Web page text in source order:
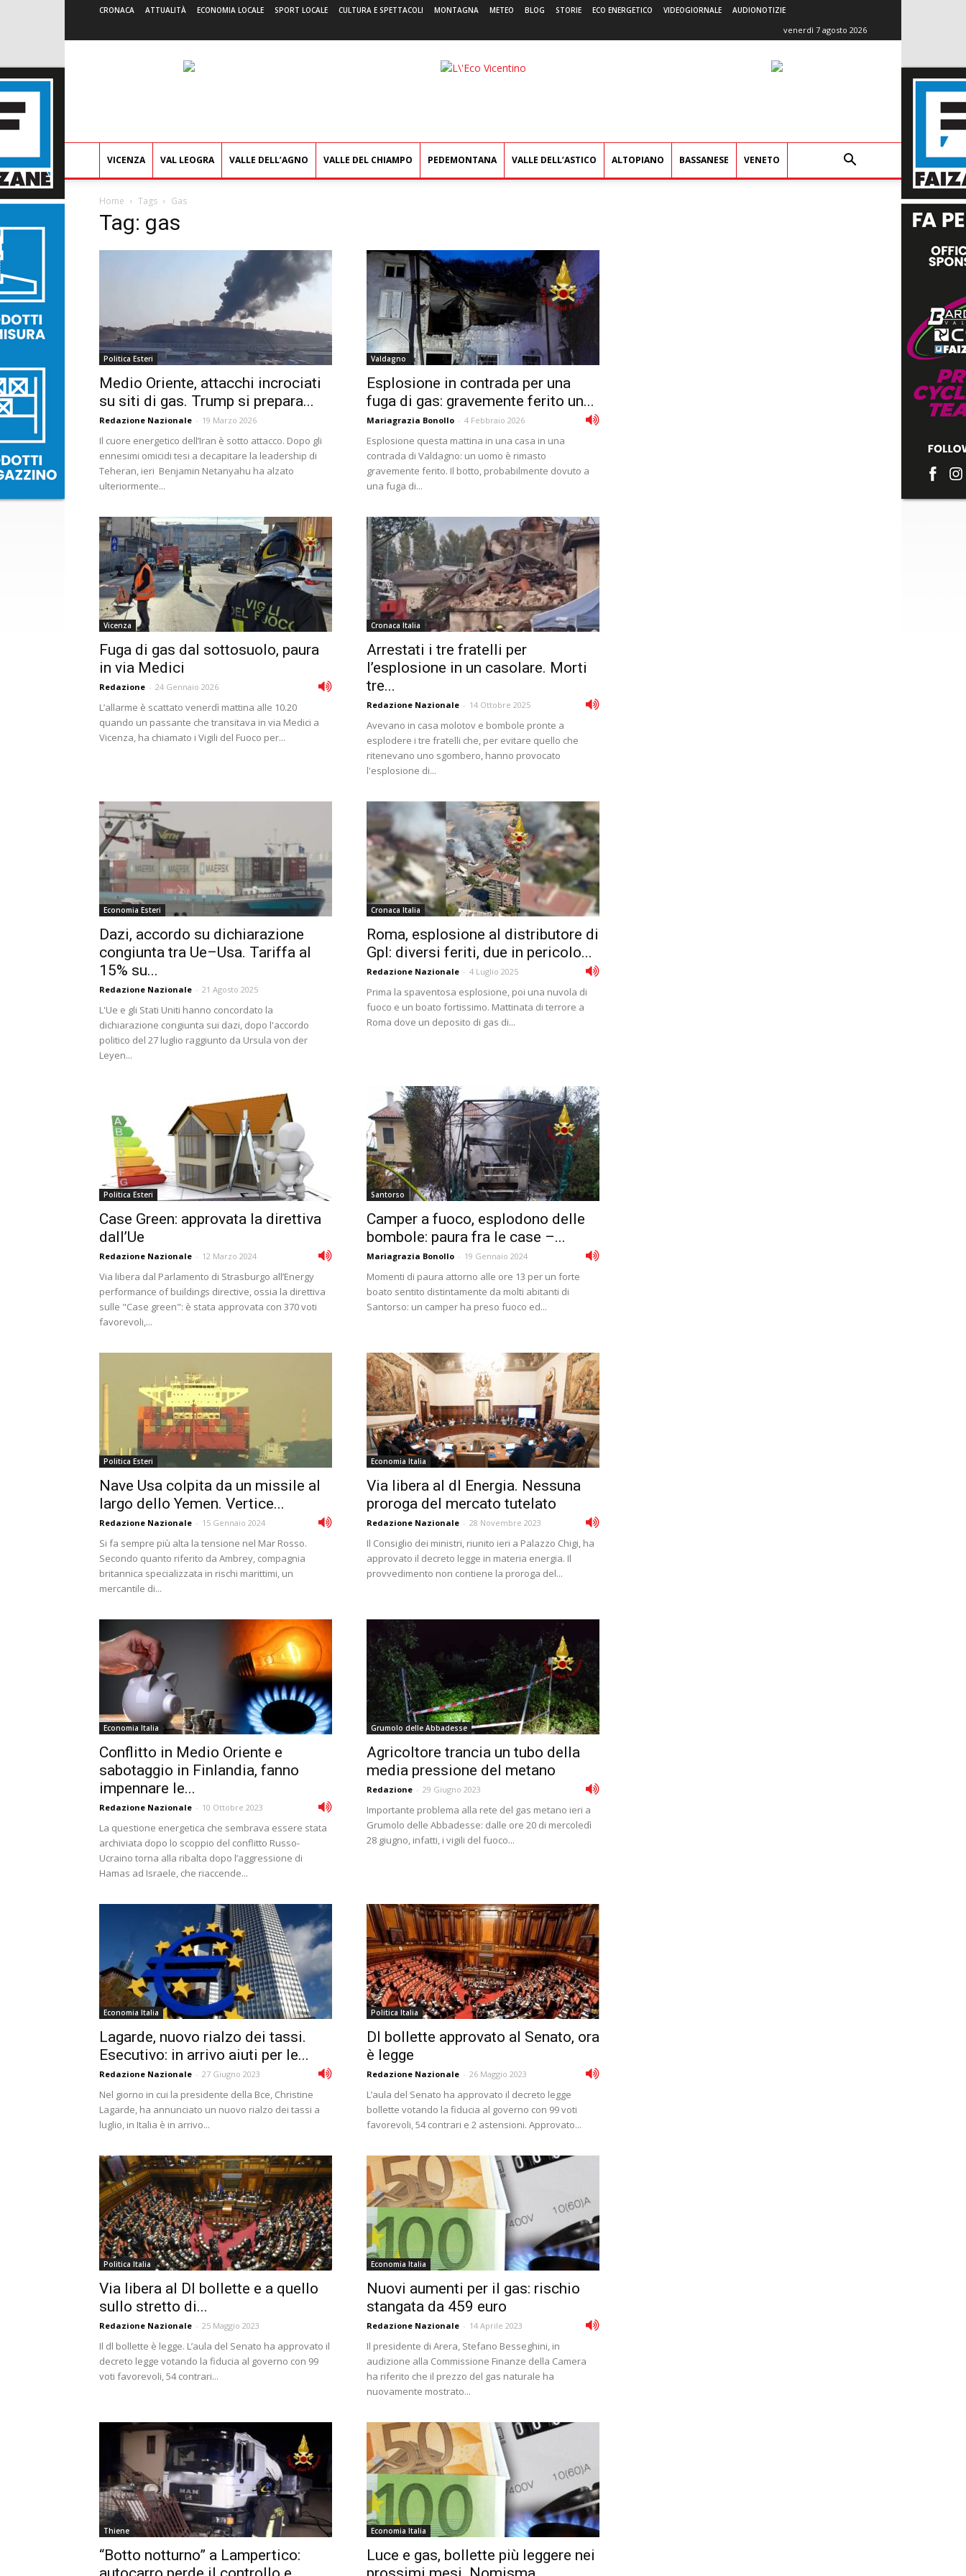
CRONACA ATTUALITÀ ECONOMIA LOCALE SPORT LOCALE CULTURA E SPETTACOLI MONTAGNA METEO BLOG STORIE ECO ENERGETICO VIDEOGIORNALE AUDIONOTIZIE
venerdì 7 agosto 2026
L'Eco
VICENZA VAL LEOGRA VALLE DELL’AGNO VALLE DEL CHIAMPO PEDEMONTANA VALLE DELL’ASTICO ALTOPIANO BASSANESE VENETO
Home Tags Gas
Tag: gas
Politica Esteri
Medio Oriente, attacchi incrociati
su siti di gas. Trump si prepara...
Redazione Nazionale - 19 Marzo 2026
Il cuore energetico dell’Iran è sotto attacco. Dopo gli
ennesimi omicidi tesi a decapitare la leadership di
Teheran, ieri Benjamin Netanyahu ha alzato
ulteriormente...
Valdagno
Esplosione in contrada per una
fuga di gas: gravemente ferito un...
Mariagrazia Bonollo - 4 Febbraio 2026
Esplosione questa mattina in una casa in una
contrada di Valdagno: un uomo è rimasto
gravemente ferito. Il botto, probabilmente dovuto a
una fuga di...
Vicenza
Fuga di gas dal sottosuolo, paura
in via Medici
Redazione - 24 Gennaio 2026
L’allarme è scattato venerdì mattina alle 10.20
quando un passante che transitava in via Medici a
Vicenza, ha chiamato i Vigili del Fuoco per...
Cronaca Italia
Arrestati i tre fratelli per
l’esplosione in un casolare. Morti
tre...
Redazione Nazionale - 14 Ottobre 2025
Avevano in casa molotov e bombole pronte a
esplodere i tre fratelli che, per evitare quello che
ritenevano uno sgombero, hanno provocato
l'esplosione di...
Economia Esteri
Dazi, accordo su dichiarazione
congiunta tra Ue–Usa. Tariffa al
15% su...
Redazione Nazionale - 21 Agosto 2025
L'Ue e gli Stati Uniti hanno concordato la
dichiarazione congiunta sui dazi, dopo l'accordo
politico del 27 luglio raggiunto da Ursula von der
Leyen...
Cronaca Italia
Roma, esplosione al distributore di
Gpl: diversi feriti, due in pericolo...
Redazione Nazionale - 4 Luglio 2025
Prima la spaventosa esplosione, poi una nuvola di
fuoco e un boato fortissimo. Mattinata di terrore a
Roma dove un deposito di gas di...
Politica Esteri
Case Green: approvata la direttiva
dall’Ue
Redazione Nazionale - 12 Marzo 2024
Via libera dal Parlamento di Strasburgo all’Energy
performance of buildings directive, ossia la direttiva
sulle "Case green": è stata approvata con 370 voti
favorevoli,...
Santorso
Camper a fuoco, esplodono delle
bombole: paura fra le case –...
Mariagrazia Bonollo - 19 Gennaio 2024
Momenti di paura attorno alle ore 13 per un forte
boato sentito distintamente da molti abitanti di
Santorso: un camper ha preso fuoco ed...
Politica Esteri
Nave Usa colpita da un missile al
largo dello Yemen. Vertice...
Redazione Nazionale - 15 Gennaio 2024
Si fa sempre più alta la tensione nel Mar Rosso.
Secondo quanto riferito da Ambrey, compagnia
britannica specializzata in rischi marittimi, un
mercantile di...
Economia Italia
Via libera al dl Energia. Nessuna
proroga del mercato tutelato
Redazione Nazionale - 28 Novembre 2023
Il Consiglio dei ministri, riunito ieri a Palazzo Chigi, ha
approvato il decreto legge in materia energia. Il
provvedimento non contiene la proroga del...
Economia Italia
Conflitto in Medio Oriente e
sabotaggio in Finlandia, fanno
impennare le...
Redazione Nazionale - 10 Ottobre 2023
La questione energetica che sembrava essere stata
archiviata dopo lo scoppio del conflitto Russo-
Ucraino torna alla ribalta dopo l’aggressione di
Hamas ad Israele, che riaccende...
Grumolo delle Abbadesse
Agricoltore trancia un tubo della
media pressione del metano
Redazione - 29 Giugno 2023
Importante problema alla rete del gas metano ieri a
Grumolo delle Abbadesse: dalle ore 20 di mercoledì
28 giugno, infatti, i vigili del fuoco...
Economia Italia
Lagarde, nuovo rialzo dei tassi.
Esecutivo: in arrivo aiuti per le...
Redazione Nazionale - 27 Giugno 2023
Nel giorno in cui la presidente della Bce, Christine
Lagarde, ha annunciato un nuovo rialzo dei tassi a
luglio, in Italia è in arrivo...
Politica Italia
Dl bollette approvato al Senato, ora
è legge
Redazione Nazionale - 26 Maggio 2023
L’aula del Senato ha approvato il decreto legge
bollette votando la fiducia al governo con 99 voti
favorevoli, 54 contrari e 2 astensioni. Approvato...
Politica Italia
Via libera al Dl bollette e a quello
sullo stretto di...
Redazione Nazionale - 25 Maggio 2023
Il dl bollette è legge. L’aula del Senato ha approvato il
decreto legge votando la fiducia al governo con 99
voti favorevoli, 54 contrari...
Economia Italia
Nuovi aumenti per il gas: rischio
stangata da 459 euro
Redazione Nazionale - 14 Aprile 2023
Il presidente di Arera, Stefano Besseghini, in
audizione alla Commissione Finanze della Camera
ha riferito che il prezzo del gas naturale ha
nuovamente mostrato...
Thiene
“Botto notturno” a Lampertico:
Economia Italia
Luce e gas, bollette più leggere nei